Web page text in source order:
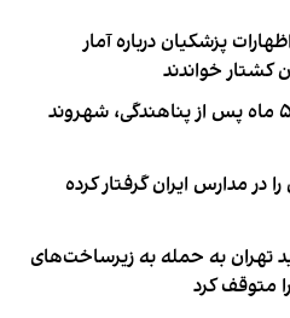
پزشکیان درباره آمار
کشتار خواندند
دو فوتبالیست زن ایرانی ۵ ماه پس از پناهندگی، شهروند
در مدارس ایران گرفتار کرده
تهران به حمله به زیرساخت‌های
متوقف کرد